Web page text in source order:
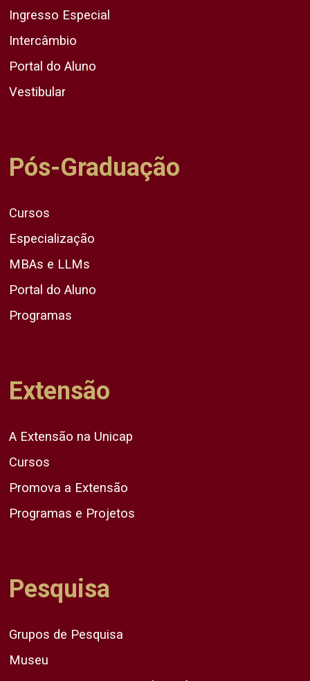
Ingresso Especial
Intercâmbio
Portal do Aluno
Vestibular
Pós-Graduação
Cursos
Especialização
MBAs e LLMs
Portal do Aluno
Programas
Extensão
A Extensão na Unicap
Cursos
Promova a Extensão
Programas e Projetos
Pesquisa
Grupos de Pesquisa
Museu